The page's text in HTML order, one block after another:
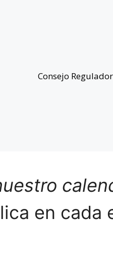
Consejo Regulador
en cada